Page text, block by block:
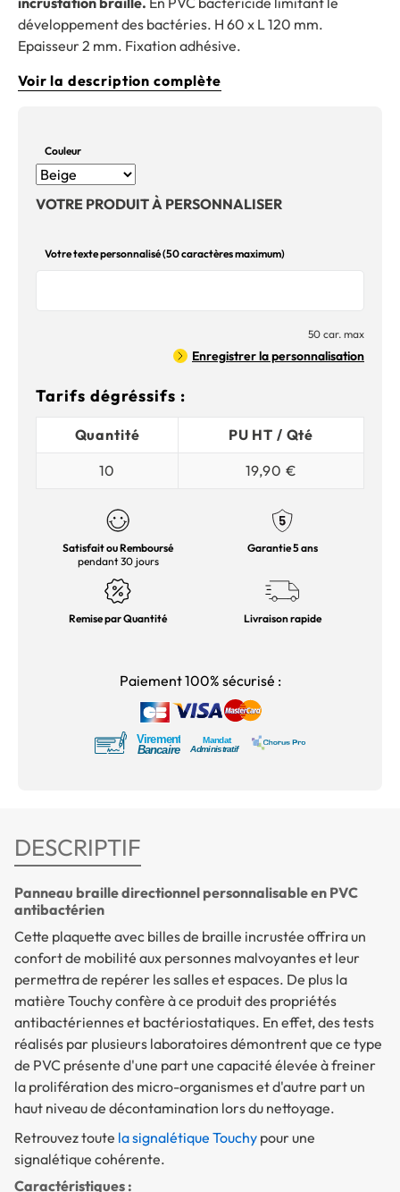
développement des bactéries. H 60 x L 120 mm.
Epaisseur 2 mm. Fixation adhésive.
Voir la description complète
Couleur
VOTRE PRODUIT À PERSONNALISER
Votre texte personnalisé (50 caractères maximum)
50 car. max
Enregistrer la personnalisation
Tarifs dégréssifs :
Quantité
PU HT / Qté
10
19,90 €
Satisfait ou Remboursé
pendant 30 jours
Garantie 5 ans
Remise par Quantité Livraison rapide
Paiement 100% sécurisé :
DESCRIPTIF
Panneau braille directionnel personnalisable en PVC
antibactérien
Cette plaquette avec billes de braille incrustée offrira un
confort de mobilité aux personnes malvoyantes et leur
permettra de repérer les salles et espaces. De plus la
matière Touchy confère à ce produit des propriétés
antibactériennes et bactériostatiques. En effet, des tests
réalisés par plusieurs laboratoires démontrent que ce type
de PVC présente d'une part une capacité élevée à freiner
la prolifération des micro-organismes et d'autre part un
haut niveau de décontamination lors du nettoyage.
Retrouvez toute la signalétique Touchy pour une
signalétique cohérente.
Caractéristiques :